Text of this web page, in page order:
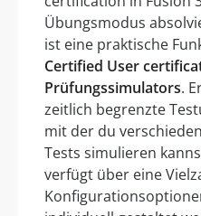
Übungsmodus
ist eine praktische
Certified User
Prüfungssimulators.
zeitlich begrenzte
mit der du
Tests simulieren
verfügt über eine